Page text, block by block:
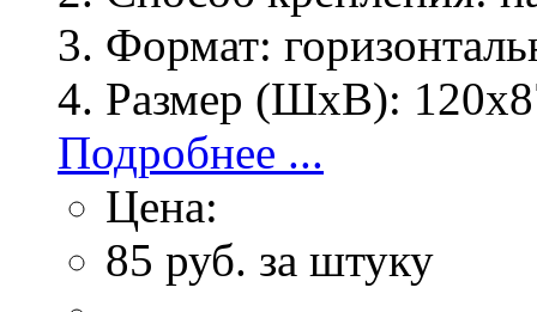
Формат:
Размер (ШхВ):
Подробнее ...
Цена:
85 руб. за штуку